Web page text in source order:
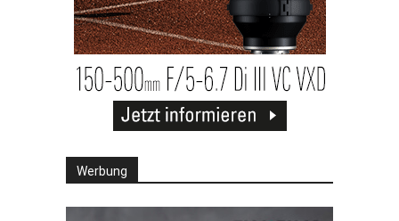
Werbung